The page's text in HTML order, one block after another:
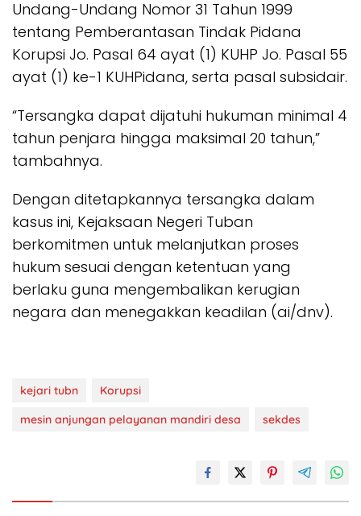
Undang-Undang Nomor 31 Tahun 1999
tentang Pemberantasan Tindak Pidana
Korupsi Jo. Pasal 64 ayat (1) KUHP Jo. Pasal 55
ayat (1) ke-1 KUHPidana, serta pasal subsidair.
“Tersangka dapat dijatuhi hukuman minimal 4
tahun penjara hingga maksimal 20 tahun,”
tambahnya.
Dengan ditetapkannya tersangka dalam
kasus ini, Kejaksaan Negeri Tuban
berkomitmen untuk melanjutkan proses
hukum sesuai dengan ketentuan yang
berlaku guna mengembalikan kerugian
negara dan menegakkan keadilan (ai/dnv).
kejari tubn
Korupsi
mesin anjungan pelayanan mandiri desa
sekdes